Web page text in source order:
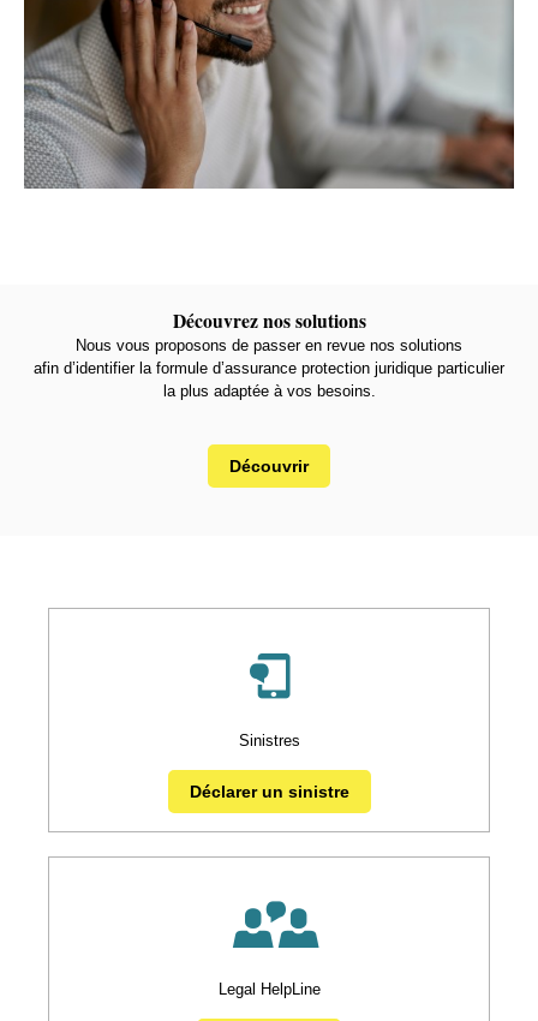
Découvrez nos solutions
Nous vous proposons de passer en revue nos solutions
afin d’identifier la formule d’assurance protection juridique particulier
la plus adaptée à vos besoins.
Découvrir
Sinistres
Déclarer un sinistre
Legal HelpLine